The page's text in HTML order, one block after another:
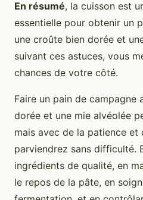
En résumé, la cuisson est
essentielle pour obtenir un
une croûte bien dorée et
suivant ces astuces, vous
chances de votre côté.
Faire un pain de campagne
dorée et une mie alvéolée
mais avec de la patience et
parviendrez sans difficulté.
ingrédients de qualité, en
le repos de la pâte, en